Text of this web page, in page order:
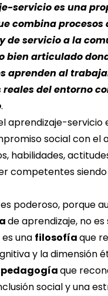
servicio es una
combina procesos
de servicio a la
bien articulado
aprenden al
reales del entorno
.
aprendizaje-servicio
social con el
habilidades,
competentes siendo
poderoso, porque
de aprendizaje, no es
una filosofíaque
y la dimensión
pedagogíaque
social y una